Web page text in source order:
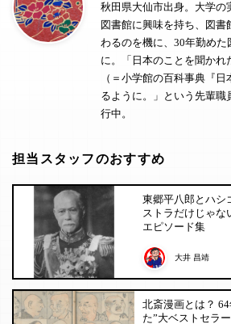
秋田県大仙市出身。大学の
図書館に興味を持ち、図
わるのを機に、30年勤め
に。「日本のことを聞かれ
（＝小学館の百科事典『
るように。」という先輩
行中。
担当スタッフのおすすめ
東郷平八郎とハシ
ストラだけじゃな
エピソード集
大井 昌靖
北斎漫画とは？
た”大ベストセラ